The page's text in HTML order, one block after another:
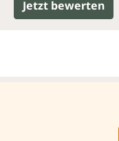
Jetzt bewerten